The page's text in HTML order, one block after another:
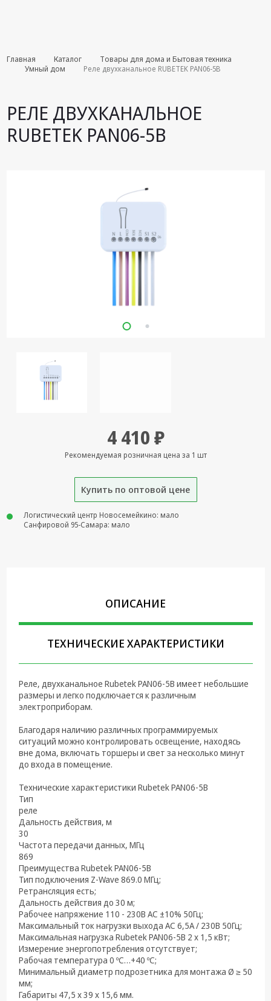
Комплекты
августа
оборудование
Android TV
приставки
Усиление
Интернет
сигнала 3G/4G и
Сотовой связи
Переходники
Мобильные
аксессуары и
питания
Коммутационное
Телефония
Климатическая
Электрика
Светотехника
Товары для
техника
Компьютерные
комплектующие
Системы
безопасности
Главная Каталог
Товары для дома и Бытовая техника
Умный дом
Реле двухканальное RUBETEK PAN06-5B
РЕЛЕ ДВУХКАНАЛЬНОЕ
RUBETEK PAN06-5B
4 410 ₽
Рекомендуемая розничная цена за 1 шт
Купить по оптовой цене
Логистический центр Новосемейкино: мало
Санфировой 95-Самара: мало
ОПИСАНИЕ
ТЕХНИЧЕСКИЕ ХАРАКТЕРИСТИКИ
Реле, двухканальное Rubetek PAN06-5B имеет небольшие
размеры и легко подключается к различным
электроприборам.
Благодаря наличию различных программируемых
ситуаций можно контролировать освещение, находясь
вне дома, включать торшеры и свет за несколько минут
до входа в помещение.
Технические характеристики Rubetek PAN06-5B
Тип
реле
Дальность действия, м
30
Частота передачи данных, МГц
869
Преимущества Rubetek PAN06-5B
Тип подключения Z-Wave 869.0 МГц;
Ретрансляция есть;
Дальность действия до 30 м;
Рабочее напряжение 110 - 230В AC ±10% 50Гц;
Максимальный ток нагрузки выхода AC 6,5А / 230В 50Гц;
Максимальная нагрузка Rubetek PAN06-5B 2 x 1,5 кВт;
Измерение энергопотребления отсутствует;
Рабочая температура 0 ºС…+40 ºС;
Минимальный диаметр подрозетника для монтажа Ø ≥ 50
мм;
Габариты 47,5 x 39 x 15,6 мм.